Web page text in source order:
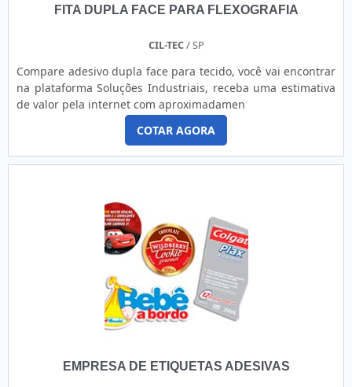
FITA DUPLA FACE PARA FLEXOGRAFIA
CIL-TEC/ SP
Compare adesivo dupla face para tecido, você vai encontrar
na plataforma Soluções Industriais, receba uma estimativa
de valor pela internet com aproximadamen
COTAR AGORA
EMPRESA DE ETIQUETAS ADESIVAS